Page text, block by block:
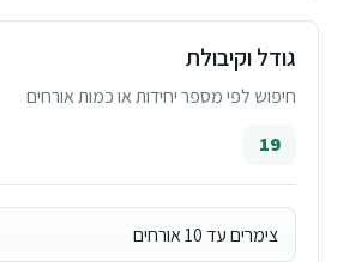
גודל וקיבולת
חיפוש לפי מספר יחידות או כמות אורחים
19
צימרים עד 10 אורחים